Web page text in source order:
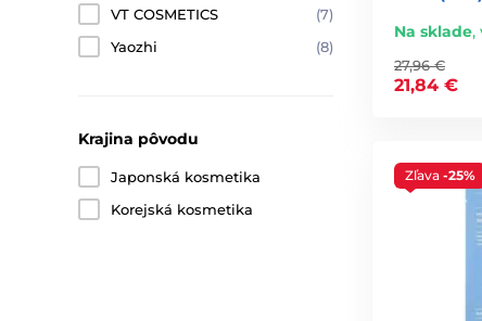
Zloženia bývajú minimalistické, jemne parfumované
Obe možnosti sú účinné — každá však reprezentuje
Sérum v plátenkových maskách býva
Medzi najčastejšie účinné látky patria:
VT COSMETICS
(7)
Yaozhi
(8)
Krajina pôvodu
Japonská kosmetika
Korejská kosmetika
Na sklade,
27,96 €
21,84 €
Zľava -25%